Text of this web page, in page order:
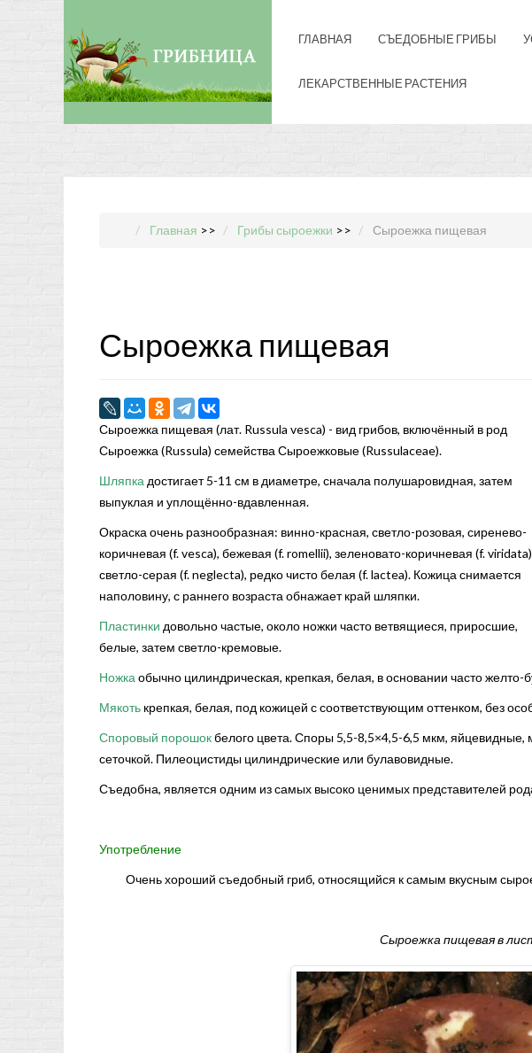
ГЛАВНАЯ СЪЕДОБНЫЕ ГРИБЫ
ЛЕКАРСТВЕННЫЕ РАСТЕНИЯ
Главная >> Грибы сыроежки >> Сыроежка пищевая
Сыроежка пищевая
Сыроежка пищевая (лат. Russula vesca) - вид грибов, включённый в род
Сыроежка (Russula) семейства Сыроежковые (Russulaceae).
Шляпка достигает 5-11 см в диаметре, сначала полушаровидная, затем
выпуклая и уплощённо-вдавленная.
Окраска очень разнообразная: винно-красная, светло-розовая, сиренево-
коричневая (f. vesca), бежевая (f. romellii), зеленовато-коричневая (f.
светло-серая (f. neglecta), редко чисто белая (f. lactea). Кожица снимается
наполовину, с раннего возраста обнажает край шляпки.
Пластинки довольно частые, около ножки часто ветвящиеся, приросшие,
белые, затем светло-кремовые.
Ножка обычно цилиндрическая, крепкая, белая, в основании часто
Мякоть крепкая, белая, под кожицей с соответствующим оттенком, без
Споровый порошокбелого цвета. Споры 5,5-8,5×4,5-6,5 мкм,
сеточкой. Пилеоцистиды цилиндрические или булавовидные.
Съедобна, является одним из самых высоко ценимых представителей
Употребление
Очень хороший съедобный гриб, относящийся к самым вкусным
Сыроежка пищевая в